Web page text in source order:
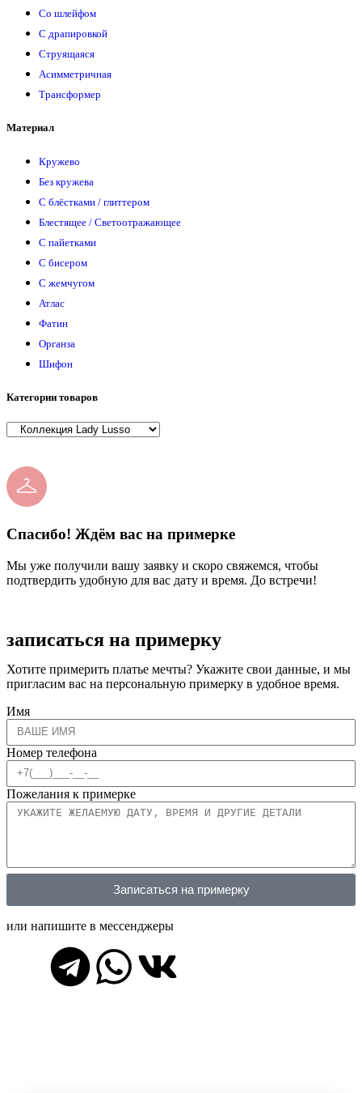
Со шлейфом
С драпировкой
Струящаяся
Асимметричная
Трансформер
Материал
Кружево
Без кружева
С блёстками / глиттером
Блестящее / Светоотражающее
С пайетками
С бисером
С жемчугом
Атлас
Фатин
Органза
Шифон
Категории товаров
Спасибо! Ждём вас на примерке
Мы уже получили вашу заявку и скоро свяжемся, чтобы
подтвердить удобную для вас дату и время. До встречи!
записаться на примерку
Хотите примерить платье мечты? Укажите свои данные, и мы
пригласим вас на персональную примерку в удобное время.
Имя
Номер телефона
Пожелания к примерке
Записаться на примерку
или напишите в мессенджеры